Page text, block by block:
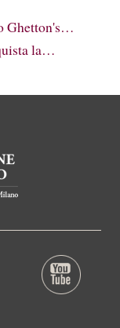
Ghetton's…
la…